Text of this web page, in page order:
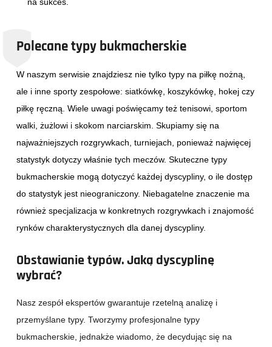
Polecane typy bukmacherskie
W naszym serwisie znajdziesz nie tylko typy na piłkę nożną,
ale i inne sporty zespołowe: siatkówkę, koszykówkę, hokej czy
piłkę ręczną. Wiele uwagi poświęcamy też tenisowi, sportom
walki, żużlowi i skokom narciarskim. Skupiamy się na
najważniejszych rozgrywkach, turniejach, ponieważ najwięcej
statystyk dotyczy właśnie tych meczów. Skuteczne typy
bukmacherskie mogą dotyczyć każdej dyscypliny, o ile dostęp
do statystyk jest nieograniczony. Niebagatelne znaczenie ma
również specjalizacja w konkretnych rozgrywkach i znajomość
rynków charakterystycznych dla danej dyscypliny.
Obstawianie typów. Jaką dyscyplinę
wybrać?
Nasz zespół ekspertów gwarantuje rzetelną analizę i
przemyślane typy. Tworzymy profesjonalne typy
bukmacherskie, jednakże wiadomo, że decydując się na